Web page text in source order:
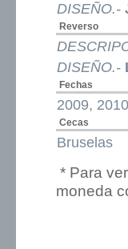
DISEÑO.-
Reverso
DISEÑO.-
Fechas
2009,
Cecas
Bruselas
* Para
moneda